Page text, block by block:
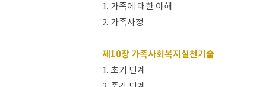
1. 가족에 대한 이해
2. 가족사정
제10장 가족사회복지실천기술
1. 초기 단계